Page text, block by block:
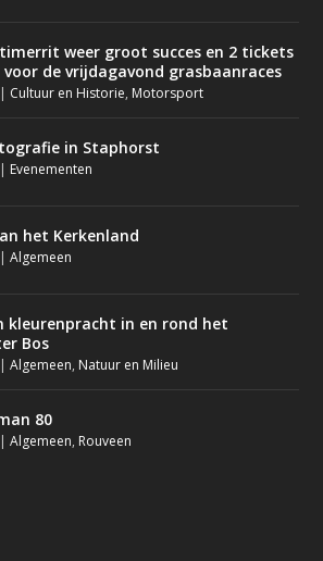
weer groot succes en 2 tickets
de vrijdagavond grasbaanraces
| Cultuur en Historie, Motorsport
in Staphorst
| Evenementen
het Kerkenland
|Algemeen
kleurenpracht in en rond het
Bos
|Algemeen, Natuur en Milieu
80
|Algemeen, Rouveen